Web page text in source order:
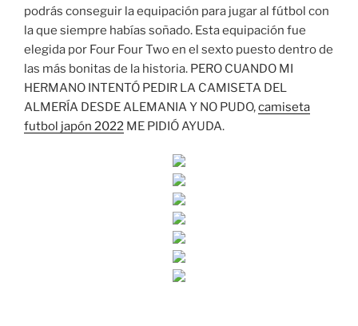
podrás conseguir la equipación para jugar al fútbol con
la que siempre habías soñado. Esta equipación fue
elegida por Four Four Two en el sexto puesto dentro de
las más bonitas de la historia. PERO CUANDO MI
HERMANO INTENTÓ PEDIR LA CAMISETA DEL
ALMERÍA DESDE ALEMANIA Y NO PUDO,camiseta
futbol japón 2022 ME PIDIÓ AYUDA.